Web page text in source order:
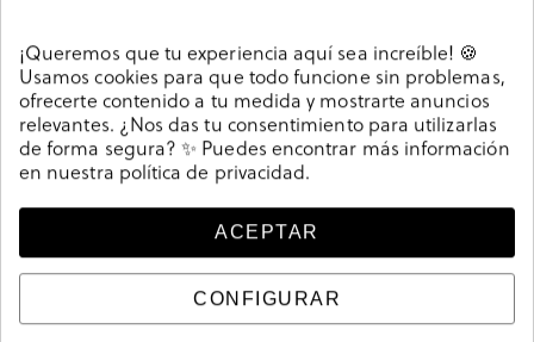
Guía de tallas
Ciudados y limpieza
Información del producto
¡Queremos que tu experiencia aquí sea increíble! 🍪
Usamos cookies para que todo funcione sin problemas,
ofrecerte contenido a tu medida y mostrarte anuncios
relevantes. ¿Nos das tu consentimiento para utilizarlas
de forma segura? ✨ Puedes encontrar más información
en nuestra política de privacidad.
ACEPTAR
CONFIGURAR